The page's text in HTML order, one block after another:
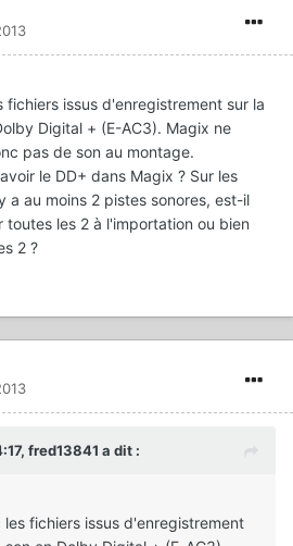
issus d'enregistrement sur la
Digital + (E-AC3). Magix ne
pas de son au montage.
le DD+ dans Magix ? Sur les
a au moins 2 pistes sonores, est-il
toutes les 2 à l'importation ou bien
2 ?
fred13841 a dit :
fichiers issus d'enregistrement